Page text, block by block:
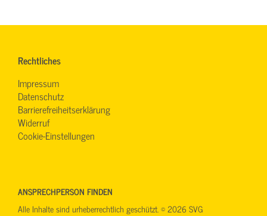
Rechtliches
Impressum
Datenschutz
Barrierefreiheitserklärung
Widerruf
Cookie-Einstellungen
ANSPRECHPERSON FINDEN
Alle Inhalte sind urheberrechtlich geschützt. © 2026 SVG